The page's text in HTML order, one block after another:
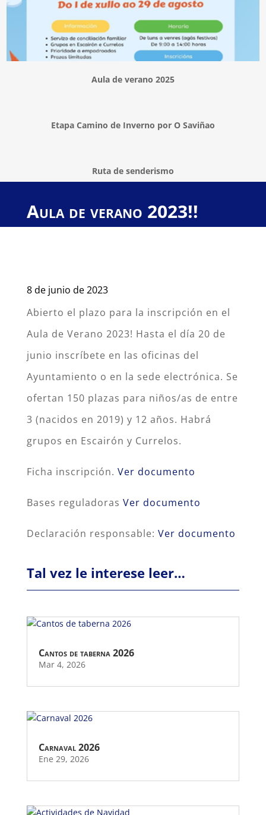
Aula de verano 2025
Etapa Camino de Inverno por O Saviñao
Ruta de senderismo
Aula de verano 2023!!
8 de junio de 2023
Abierto el plazo para la inscripción en el
Aula de Verano 2023! Hasta el día 20 de
junio inscríbete en las oficinas del
Ayuntamiento o en la sede electrónica. Se
ofertan 150 plazas para niños/as de entre
3 (nacidos en 2019) y 12 años. Habrá
grupos en Escairón y Currelos.
Ficha inscripción. Ver documento
Bases reguladoras Ver documento
Declaración responsable: Ver documento
Tal vez le interese leer…
Cantos de taberna 2026
Mar 4, 2026
Carnaval 2026
Ene 29, 2026